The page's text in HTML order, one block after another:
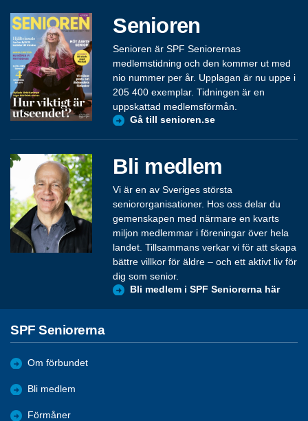
Senioren
Senioren är SPF Seniorernas
medlemstidning och den kommer ut med
nio nummer per år. Upplagan är nu uppe i
205 400 exemplar. Tidningen är en
uppskattad medlemsförmån.
Gå till senioren.se
Bli medlem
Vi är en av Sveriges största
seniororganisationer. Hos oss delar du
gemenskapen med närmare en kvarts
miljon medlemmar i föreningar över hela
landet. Tillsammans verkar vi för att skapa
bättre villkor för äldre – och ett aktivt liv för
dig som senior.
Bli medlem i SPF Seniorerna här
SPF Seniorerna
Om förbundet
Bli medlem
Förmåner